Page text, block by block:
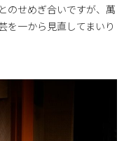
のせめぎ合いですが、萬
を一から見直してまいり